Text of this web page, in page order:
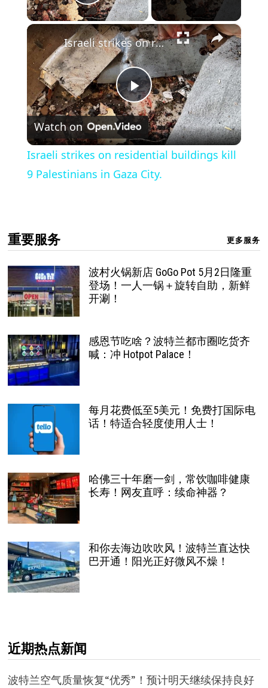
Play Video
×
Play
Video
Israeli strikes on residential buildings kill 9 Palestinians in Gaza City.
Watch on
Israeli strikes on residential buildings kill
9 Palestinians in Gaza City.
重要服务 更多服务
波村火锅新店 GoGo Pot 5月2日隆重
登场！一人一锅＋旋转自助，新鲜
开涮！
感恩节吃啥？波特兰都市圈吃货齐
喊：冲 Hotpot Palace！
每月花费低至5美元！免费打国际电
话！特适合轻度使用人士！
哈佛三十年磨一剑，常饮咖啡健康
长寿！网友直呼：续命神器？
和你去海边吹吹风！波特兰直达快
巴开通！阳光正好微风不燥！
近期热点新闻
波特兰空气质量恢复“优秀”！预计明天继续保持良好